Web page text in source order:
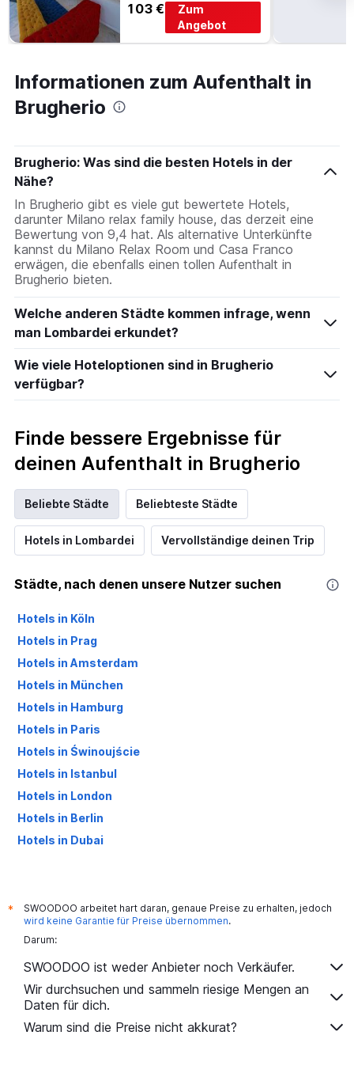
103 €
Zum
Angebot
Informationen zum Aufenthalt in
Brugherio
Brugherio: Was sind die besten Hotels in der
Nähe?
In Brugherio gibt es viele gut bewertete Hotels,
darunter Milano relax family house, das derzeit eine
Bewertung von 9,4 hat. Als alternative Unterkünfte
kannst du Milano Relax Room und Casa Franco
erwägen, die ebenfalls einen tollen Aufenthalt in
Brugherio bieten.
Welche anderen Städte kommen infrage, wenn
man Lombardei erkundet?
Wie viele Hoteloptionen sind in Brugherio
verfügbar?
Finde bessere Ergebnisse für
deinen Aufenthalt in Brugherio
Beliebte Städte Beliebteste Städte
Hotels in Lombardei Vervollständige deinen Trip
Städte, nach denen unsere Nutzer suchen
Hotels in Köln
Hotels in Prag
Hotels in Amsterdam
Hotels in München
Hotels in Hamburg
Hotels in Paris
Hotels in Świnoujście
Hotels in Istanbul
Hotels in London
Hotels in Berlin
Hotels in Dubai
*
SWOODOO arbeitet hart daran, genaue Preise zu erhalten, jedoch
wird keine Garantie für Preise übernommen.
Darum:
SWOODOO ist weder Anbieter noch Verkäufer.
Wir durchsuchen und sammeln riesige Mengen an
Daten für dich.
Warum sind die Preise nicht akkurat?